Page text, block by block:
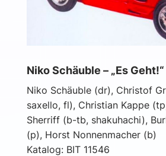
Niko Schäuble – „Es Geht!“
Niko Schäuble (dr), Christof
saxello, fl), Christian Kappe
Sherriff (b-tb, shakuhachi),
(p), Horst Nonnenmacher (b)
Katalog: BIT 11546